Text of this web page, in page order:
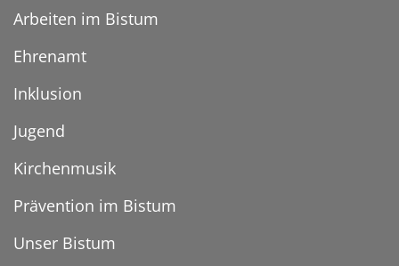
Arbeiten im Bistum
Ehrenamt
Inklusion
Jugend
Kirchenmusik
Prävention im Bistum
Unser Bistum